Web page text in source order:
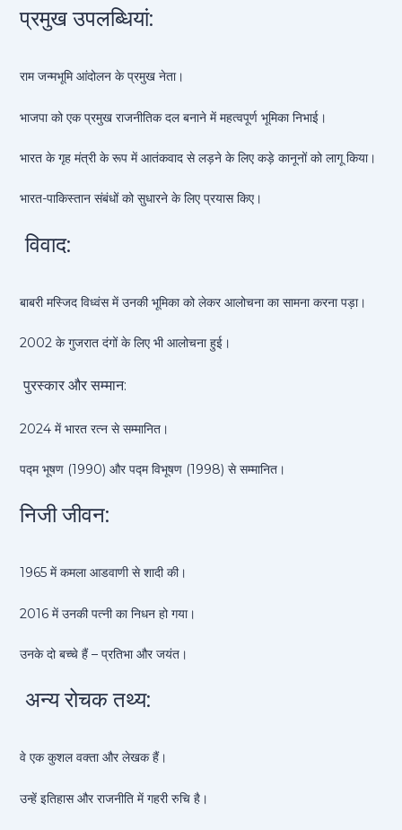
प्रमुख उपलब्धियां:
राम जन्मभूमि आंदोलन के प्रमुख नेता।
भाजपा को एक प्रमुख राजनीतिक दल बनाने में महत्वपूर्ण भूमिका निभाई।
भारत के गृह मंत्री के रूप में आतंकवाद से लड़ने के लिए कड़े कानूनों को लागू किया।
भारत-पाकिस्तान संबंधों को सुधारने के लिए प्रयास किए।
विवाद:
बाबरी मस्जिद विध्वंस में उनकी भूमिका को लेकर आलोचना का सामना करना पड़ा।
2002 के गुजरात दंगों के लिए भी आलोचना हुई।
पुरस्कार और सम्मान:
2024 में भारत रत्न से सम्मानित।
पद्म भूषण (1990) और पद्म विभूषण (1998) से सम्मानित।
निजी जीवन:
1965 में कमला आडवाणी से शादी की।
2016 में उनकी पत्नी का निधन हो गया।
उनके दो बच्चे हैं – प्रतिभा और जयंत।
अन्य रोचक तथ्य:
वे एक कुशल वक्ता और लेखक हैं।
उन्हें इतिहास और राजनीति में गहरी रुचि है।